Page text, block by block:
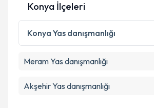
Konya İlçeleri
Konya Yas danışmanlığı
MeramYas danışmanlığı
AkşehirYas danışmanlığı